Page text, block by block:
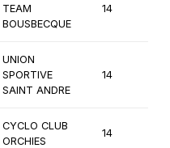
TEAM
BOUSBECQUE
14
UNION
SPORTIVE
SAINT ANDRE
14
CYCLO CLUB
ORCHIES
14